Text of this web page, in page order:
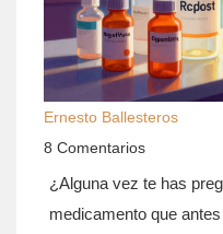
Ernesto Ballesteros
8 Comentarios
¿Alguna vez te has
medicamento que